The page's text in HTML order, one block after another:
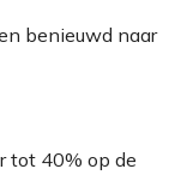
benieuwd naar
tot 40% op de